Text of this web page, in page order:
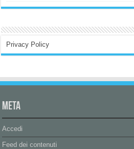
Privacy Policy
Meta
Accedi
Feed dei contenuti